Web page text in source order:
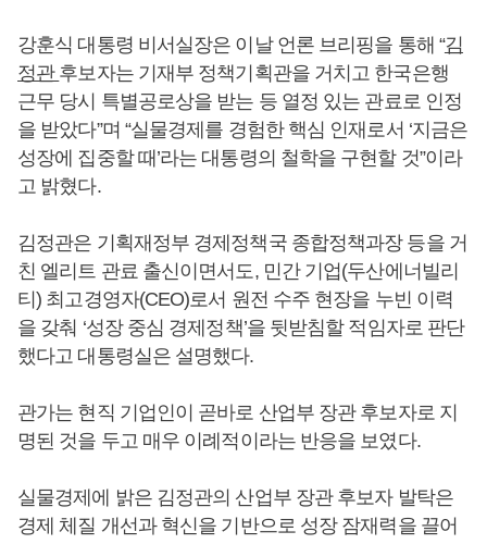
강훈식 대통령 비서실장은 이날 언론 브리핑을 통해 “김
정관 후보자는 기재부 정책기획관을 거치고 한국은행
근무 당시 특별공로상을 받는 등 열정 있는 관료로 인정
을 받았다”며 “실물경제를 경험한 핵심 인재로서 ‘지금은
성장에 집중할 때’라는 대통령의 철학을 구현할 것”이라
고 밝혔다.
김정관은 기획재정부 경제정책국 종합정책과장 등을 거
친 엘리트 관료 출신이면서도, 민간 기업(두산에너빌리
티) 최고경영자(CEO)로서 원전 수주 현장을 누빈 이력
을 갖춰 ‘성장 중심 경제정책’을 뒷받침할 적임자로 판단
했다고 대통령실은 설명했다.
관가는 현직 기업인이 곧바로 산업부 장관 후보자로 지
명된 것을 두고 매우 이례적이라는 반응을 보였다.
실물경제에 밝은 김정관의 산업부 장관 후보자 발탁은
경제 체질 개선과 혁신을 기반으로 성장 잠재력을 끌어